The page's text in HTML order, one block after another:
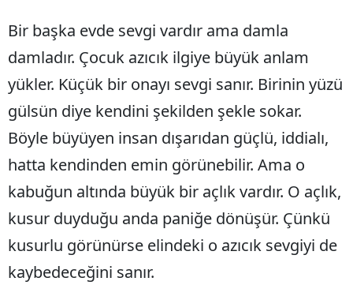
Yozgat
Zonguldak
Aksaray
Karaman
Kırıkkale
Batman
Şırnak
Bir başka evde sevgi vardır ama damla
damladır. Çocuk azıcık ilgiye büyük anlam
yükler. Küçük bir onayı sevgi sanır. Birinin yüzü
gülsün diye kendini şekilden şekle sokar.
Böyle büyüyen insan dışarıdan güçlü, iddialı,
hatta kendinden emin görünebilir. Ama o
kabuğun altında büyük bir açlık vardır. O açlık,
kusur duyduğu anda paniğe dönüşür. Çünkü
kusurlu görünürse elindeki o azıcık sevgiyi de
kaybedeceğini sanır.